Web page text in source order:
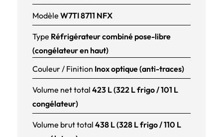
Modèle W7TI 8711 NFX
Type Réfrigérateur combiné pose-libre
(congélateur en haut)
Couleur / Finition Inox optique (anti-traces)
Volume net total 423 L (322 L frigo / 101 L
congélateur)
Volume brut total 438 L (328 L frigo / 110 L